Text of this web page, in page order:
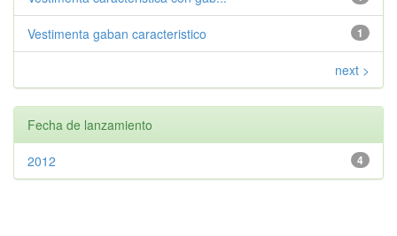
1
Vestimenta gaban caracteristico
next >
Fecha de lanzamiento
4
2012